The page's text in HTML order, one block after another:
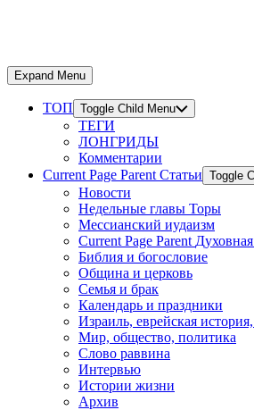
Expand Menu
ТОП Toggle Child Menu
ТЕГИ
ЛОНГРИДЫ
Комментарии
Current Page Parent Статьи Toggle
Новости
Недельные главы Торы
Мессианский иудаизм
Current Page Parent
Библия и богословие
Община и церковь
Семья и брак
Календарь и праздники
Израиль, еврейская
Мир, общество, политика
Слово раввина
Интервью
Истории жизни
Архив